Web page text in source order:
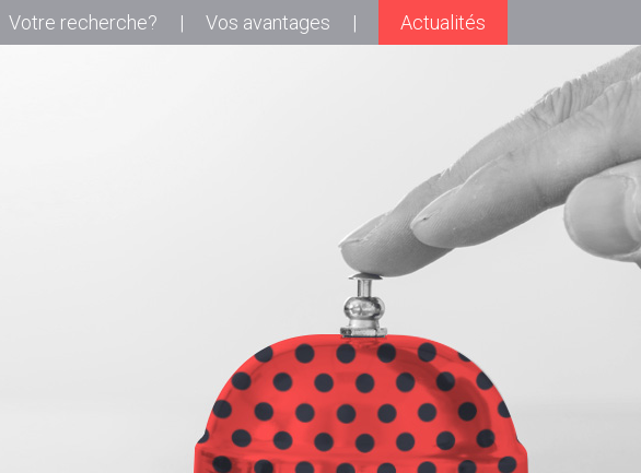
Votre recherche? Vos avantages Actualités